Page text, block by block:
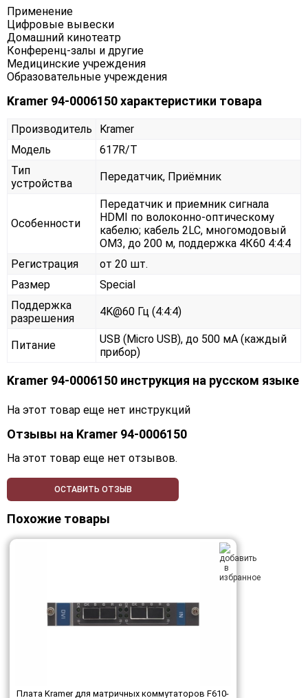
Применение
Цифровые вывески
Домашний кинотеатр
Конференц-залы и другие
Медицинские учреждения
Образовательные учреждения
Kramer 94-0006150 характеристики товара
Производитель
Kramer
Модель
617R/T
Тип
устройства
Передатчик, Приёмник
Особенности
Передатчик и приемник сигнала
HDMI по волоконно-оптическому
кабелю; кабель 2LC, многомодовый
ОМ3, до 200 м, поддержка 4К60 4:4:4
Регистрация
от 20 шт.
Размер
Special
Поддержка
разрешения
4K@60 Гц (4:4:4)
Питание
USB (Micro USB), до 500 мА (каждый
прибор)
Kramer 94-0006150 инструкция на русском языке
На этот товар еще нет инструкций
Отзывы на Kramer 94-0006150
На этот товар еще нет отзывов.
ОСТАВИТЬ ОТЗЫВ
Похожие товары
Плата Kramer для матричных коммутаторов F610-